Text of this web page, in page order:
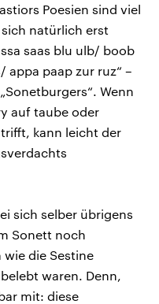
Poesien sind viel
natürlich erst
saas blu ulb/ boob
paap zur ruz“ –
Wenn
auf taube oder
kann leicht der
sich selber übrigens
Sonett noch
die Sestine
waren. Denn,
mit: diese